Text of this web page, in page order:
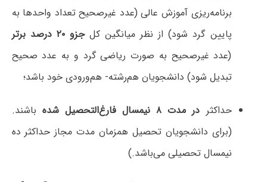
برنامه‌ریزی آموزش عالی (عدد غیرصحیح تعداد واحدها به
پایین گرد شود) از نظر میانگین کلجزو ۲۰ درصد برتر
(عدد غیرصحیح به صورت ریاضی گرد و به عدد صحیح
تبدیل شود) دانشجویان هم‌رشته- هم‌ورودی خود باشد؛
حداکثر در مدت ۸ نیمسال فارغ‌التحصیل شده
باشند.
(برای دانشجویان تحصیل همزمان مدت مجاز حداکثر ده
نیمسال تحصیلی می‌باشد.)